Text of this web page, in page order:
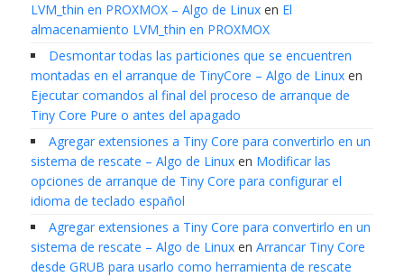
LVM_thin en PROXMOX – Algo de Linuxen El
almacenamiento LVM_thin en PROXMOX
Desmontar todas las particiones que se encuentren
montadas en el arranque de TinyCore – Algo de Linuxen
Ejecutar comandos al final del proceso de arranque de
Tiny Core Pure o antes del apagado
Agregar extensiones a Tiny Core para convertirlo en un
sistema de rescate – Algo de Linuxen Modificar las
opciones de arranque de Tiny Core para configurar el
idioma de teclado español
Agregar extensiones a Tiny Core para convertirlo en un
sistema de rescate – Algo de Linuxen Arrancar Tiny Core
desde GRUB para usarlo como herramienta de rescate